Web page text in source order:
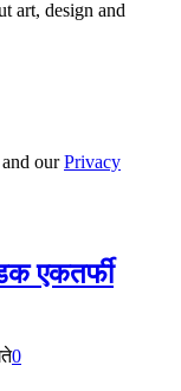
art, design and
ourPrivacy
एकतर्फी
0